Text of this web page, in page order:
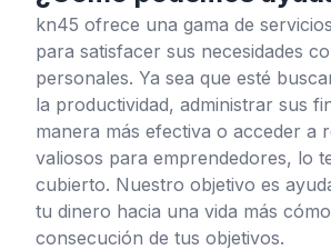
kn45 ofrece una gama de
para satisfacer sus necesidades
personales. Ya sea que esté
la productividad, administrar sus
manera más efectiva o acceder a
valiosos para emprendedores, lo
cubierto. Nuestro objetivo es
tu dinero hacia una vida más
consecución de tus objetivos.